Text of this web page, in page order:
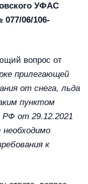
УФАС
077/06/106-
вопрос от
прилегающей
от снега, льда
пунктом
РФ от 29.12.2021
к